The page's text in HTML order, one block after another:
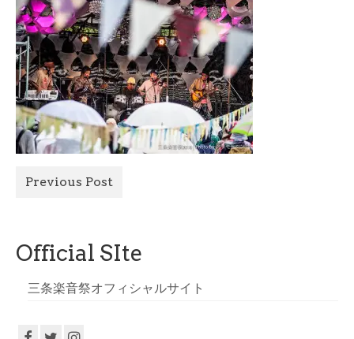
2018
2017
2016
All Photo
Official Site
Previous Post
Official SIte
三条楽音祭オフィシャルサイト